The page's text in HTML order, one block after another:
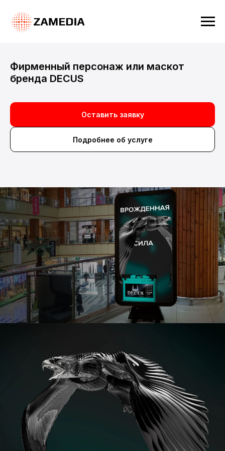
Фирменный персонаж или маскот
бренда DECUS
Оставить заявку
Подробнее об услуге